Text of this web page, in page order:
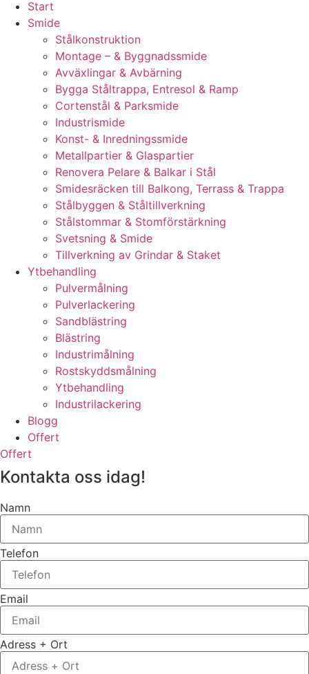
Start
Smide
Stålkonstruktion
Montage – & Byggnadssmide
Avväxlingar & Avbärning
Bygga Ståltrappa, Entresol & Ramp
Cortenstål & Parksmide
Industrismide
Konst- & Inredningssmide
Metallpartier & Glaspartier
Renovera Pelare & Balkar i Stål
Smidesräcken till Balkong, Terrass & Trappa
Stålbyggen & Ståltillverkning
Stålstommar & Stomförstärkning
Svetsning & Smide
Tillverkning av Grindar & Staket
Ytbehandling
Pulvermålning
Pulverlackering
Sandblästring
Blästring
Industrimålning
Rostskyddsmålning
Ytbehandling
Industrilackering
Blogg
Offert
Offert
Kontakta oss idag!
Namn
Telefon
Email
Adress + Ort